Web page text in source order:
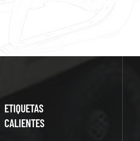
ETIQUETAS
CALIENTES